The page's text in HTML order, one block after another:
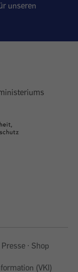
unseren
Presse
Shop
(VKI)